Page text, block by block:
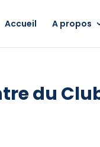
Accueil A propos
du